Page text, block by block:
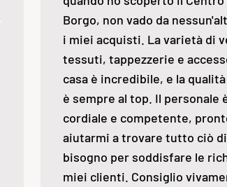
Borgo, non vado da
i miei acquisti. La varietà di
tessuti, tappezzerie e
casa è incredibile, e la
è sempre al top. Il personale
cordiale e competente,
aiutarmi a trovare tutto ciò
bisogno per soddisfare le
miei clienti. Consiglio